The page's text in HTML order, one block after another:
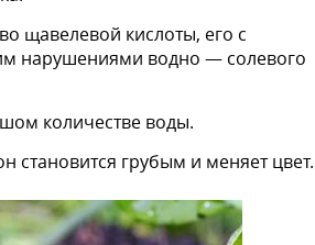
щавелевой кислоты, его с
нарушениями водно — солевого
количестве воды.
становится грубым и меняет цвет.